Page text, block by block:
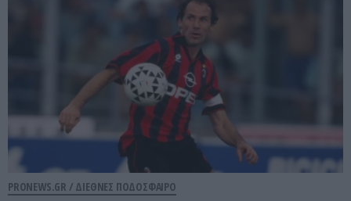
PRONEWS.GR / ΔΙΕΘΝΕΣ ΠΟΔΟΣΦΑΙΡΟ